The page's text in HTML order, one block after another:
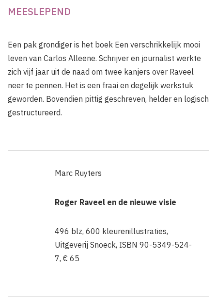
MEESLEPEND
Een pak grondiger is het boek Een verschrikkelijk mooi
leven van Carlos Alleene. Schrijver en journalist werkte
zich vijf jaar uit de naad om twee kanjers over Raveel
neer te pennen. Het is een fraai en degelijk werkstuk
geworden. Bovendien pittig geschreven, helder en logisch
gestructureerd.
Marc Ruyters
Roger Raveel en de nieuwe visie
496 blz, 600 kleurenillustraties,
Uitgeverij Snoeck, ISBN 90-5349-524-
7, € 65